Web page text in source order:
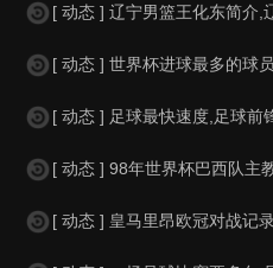
[ 动态 ] 辽宁男篮王化东简介,辽
[ 动态 ] 世界杯进球最多的球员是谁,世
[ 动态 ] 足球最快速度,足球前锋在射门的
[ 动态 ] 98年世界杯巴西队主教练,
[ 动态 ] 皇马里昂欧冠对战记录,皇马